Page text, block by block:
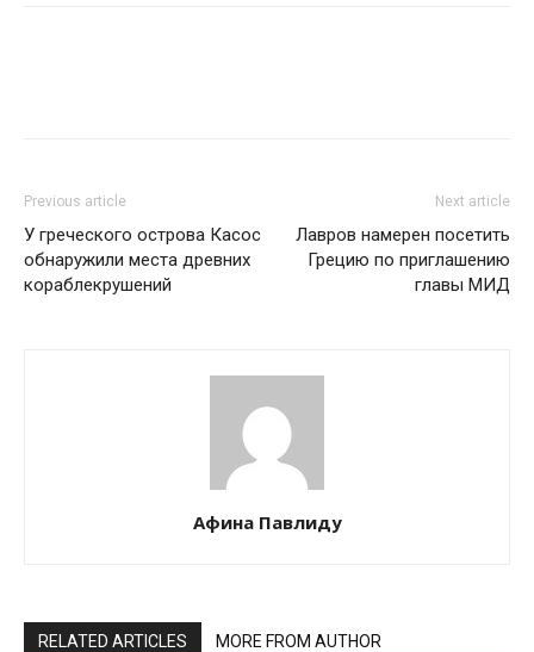
Previous article
У греческого острова Касос
обнаружили места древних
кораблекрушений
Next article
Лавров намерен посетить
Грецию по приглашению
главы МИД
Афина Павлиду
RELATED ARTICLES MORE FROM AUTHOR